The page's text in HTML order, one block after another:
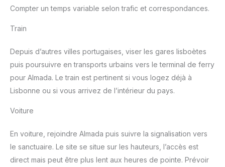
Compter un temps variable selon trafic et correspondances.
Train
Depuis d’autres villes portugaises, viser les gares lisboètes
puis poursuivre en transports urbains vers le terminal de ferry
pour Almada. Le train est pertinent si vous logez déjà à
Lisbonne ou si vous arrivez de l’intérieur du pays.
Voiture
En voiture, rejoindre Almada puis suivre la signalisation vers
le sanctuaire. Le site se situe sur les hauteurs, l’accès est
direct mais peut être plus lent aux heures de pointe. Prévoir